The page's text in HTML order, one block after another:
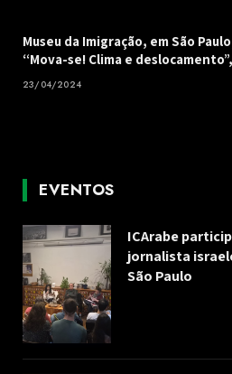
Museu da Imigração, em São
“Mova-se! Clima e
23/04/2024
EVENTOS
ICArabe
jornalista
São Paulo